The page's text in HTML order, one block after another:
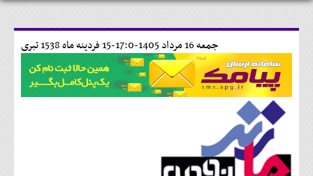
15 فردينه ماه 1538 تبری جمعه 16 مرداد 1405-17:0-